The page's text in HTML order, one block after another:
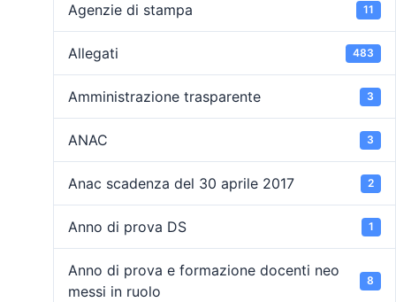
Agenzie di stampa 11
Allegati 483
Amministrazione trasparente 3
ANAC 3
Anac scadenza del 30 aprile 2017 2
Anno di prova DS 1
Anno di prova e formazione docenti neo
messi in ruolo
8